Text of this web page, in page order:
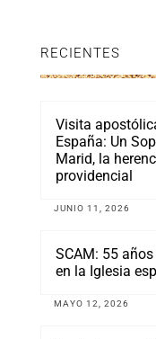
RECIENTES
Visita
España: Un
Marid, la
providencial
JUNIO 11, 2026
SCAM: 55
en la Iglesia
MAYO 12, 2026